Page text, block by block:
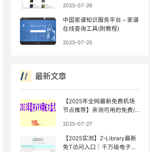
2025-07-26
中国家谱知识服务平台 – 家谱
在线查询工具(附教程)
2025-07-25
最新文章
【2025年全网最新免费机场
节点推荐】亲测可用的免费/
2025-07-27
【2025实测】Z-Library最新
免T访问入口｜千万级电子书